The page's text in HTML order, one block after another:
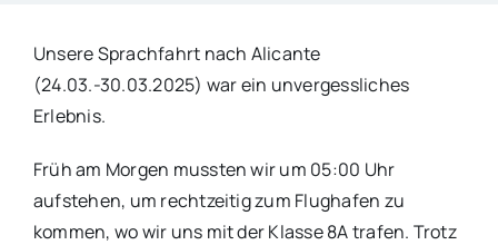
Unsere Sprachfahrt nach Alicante
(24.03.-30.03.2025) war ein unvergessliches
Erlebnis.
Früh am Morgen mussten wir um 05:00 Uhr
aufstehen, um rechtzeitig zum Flughafen zu
kommen, wo wir uns mit der Klasse 8A trafen. Trotz